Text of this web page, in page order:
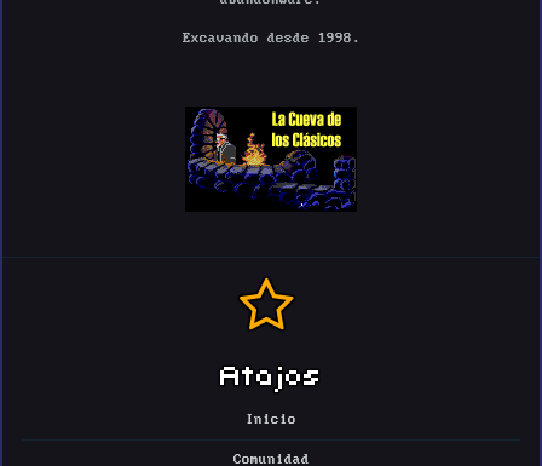
Excavando desde 1998.
Atajos
Inicio
Comunidad